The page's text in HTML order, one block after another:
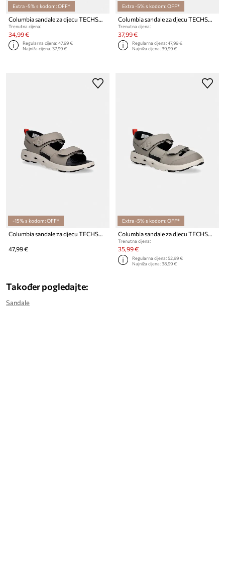
Extra -5% s kodom: OFF*
Trenutna cijena:
34,99 €
Regularna cijena:47,99 €
Najniža cijena:37,99 €
Extra -5% s kodom: OFF*
Trenutna cijena:
37,99 €
Regularna cijena:47,99 €
Najniža cijena:39,99 €
-15% s kodom: OFF*
Columbia sandale za djecu TECHSUN ADVENTURE
47,99 €
Extra -5% s kodom: OFF*
Columbia sandale za djecu TECHSUN ADVENTURE PT
Trenutna cijena:
35,99 €
Regularna cijena:52,99 €
Najniža cijena:38,99 €
Također pogledajte:
Sandale